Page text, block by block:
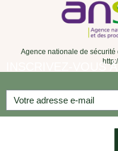
Agence nationale de
INSCRIVEZ-VOUS